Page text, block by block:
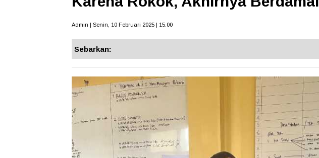
Admin | Senin, 10 Februari 2025 | 15.00
Sebarkan: